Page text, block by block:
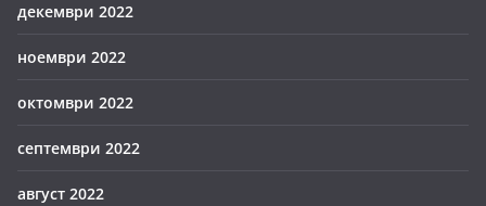
декември 2022
ноември 2022
октомври 2022
септември 2022
август 2022